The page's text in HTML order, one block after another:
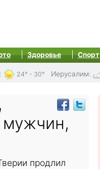
Здоровье Спорт
: 24° - 30° Иерусалим:
мужчин,
продлил